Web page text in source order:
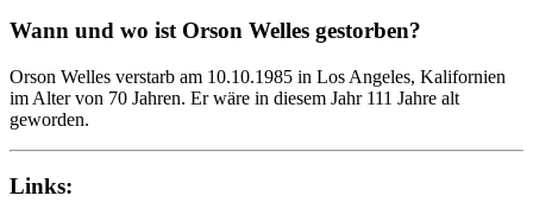
Wann und wo ist Orson Welles gestorben?
Orson Welles verstarb am 10.10.1985 in Los Angeles, Kalifornien
im Alter von 70 Jahren. Er wäre in diesem Jahr 111 Jahre alt
geworden.
Links: